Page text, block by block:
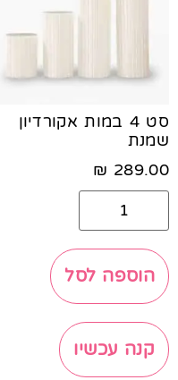
סט 4 במות אקורדיון
שמנת
289.00
₪
הוספה לסל
קנה עכשיו